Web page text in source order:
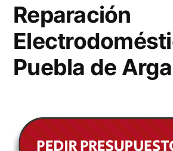
Reparación
Puebla de